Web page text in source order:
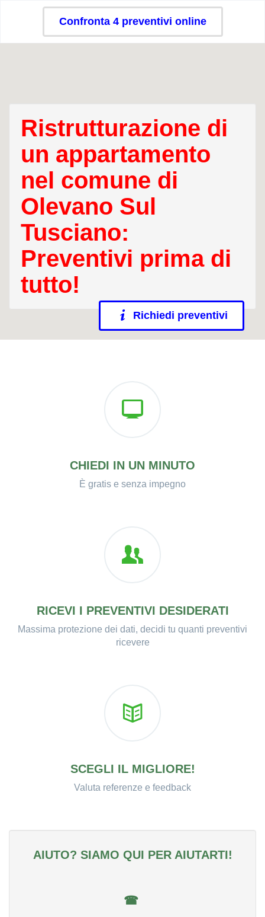
Confronta 4 preventivi online
Ristrutturazione di
un appartamento
nel comune di
Olevano Sul
Tusciano:
Preventivi prima di
tutto!
Richiedi preventivi
CHIEDI IN UN MINUTO
È gratis e senza impegno
RICEVI I PREVENTIVI DESIDERATI
Massima protezione dei dati, decidi tu quanti preventivi
ricevere
SCEGLI IL MIGLIORE!
Valuta referenze e feedback
AIUTO? SIAMO QUI PER AIUTARTI!
☎